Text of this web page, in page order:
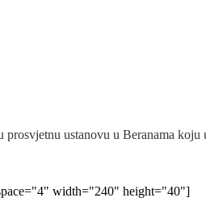
ustanovu u Beranama
width="240" height="40"]